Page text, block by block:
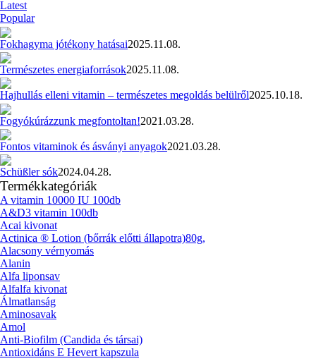
Latest
Popular
Fokhagyma jótékony hatásai2025.11.08.
Természetes energiaforrások2025.11.08.
Hajhullás elleni vitamin – természetes megoldás belülről2025.10.18.
Fogyókúrázzunk megfontoltan!2021.03.28.
Fontos vitaminok és ásványi anyagok2021.03.28.
Schüßler sók2024.04.28.
Termékkategóriák
A vitamin 10000 IU 100db
A&D3 vitamin 100db
Acai kivonat
Actinica ® Lotion (bőrrák előtti állapotra)80g,
Alacsony vérnyomás
Alanin
Alfa liponsav
Alfalfa kivonat
Álmatlanság
Aminosavak
Amol
Anti-Biofilm (Candida és társai)
Antioxidáns E Hevert kapszula